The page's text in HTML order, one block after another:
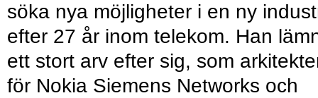
söka nya möjligheter i en ny
efter 27 år inom telekom. Han
ett stort arv efter sig, som
för Nokia Siemens Networks och